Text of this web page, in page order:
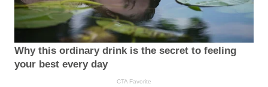
Why this ordinary drink is the secret to feeling
your best every day
CTA Favorite